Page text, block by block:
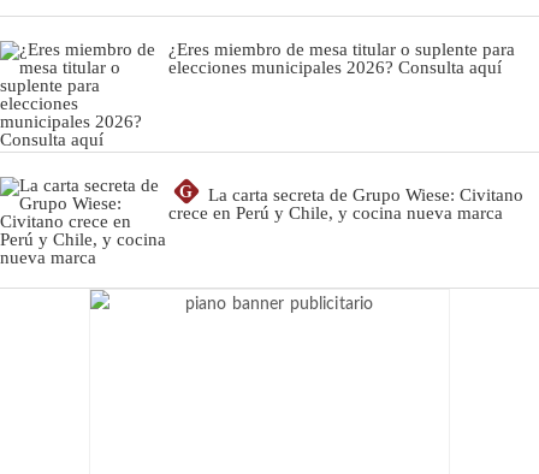
¿Eres miembro de mesa titular o suplente para
elecciones municipales 2026? Consulta aquí
G
La carta secreta de Grupo Wiese: Civitano
crece en Perú y Chile, y cocina nueva marca